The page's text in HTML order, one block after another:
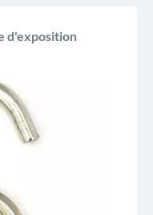
d'exposition